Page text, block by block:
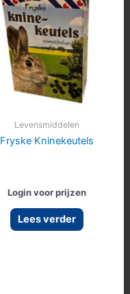
Levensmiddelen
Fryske Kninekeutels
Login voor prijzen
Lees verder